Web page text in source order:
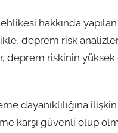
hakkında
deprem risk
deprem riskinin
dayanıklılığına
karşı güvenli olup